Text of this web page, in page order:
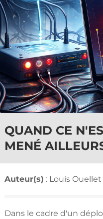
QUAND CE
MENÉ
Auteur(s) : Louis Ouellet
Dans le cadre d'un